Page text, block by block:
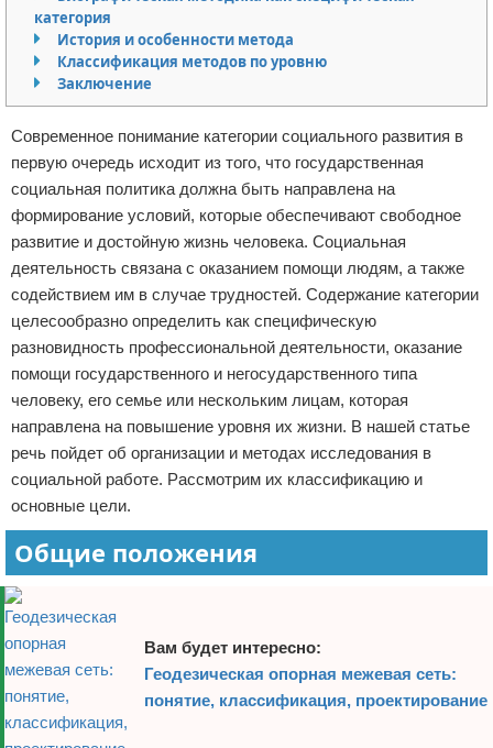
Начало бизнеса
Обзоры услуг
Самосовершенствование
Деловое общение
Менеджмент
Отказ от ответственности
категория
История и особенности метода
Классификация методов по уровню
Заключение
Современное понимание категории социального развития в
первую очередь исходит из того, что государственная
социальная политика должна быть направлена на
формирование условий, которые обеспечивают свободное
развитие и достойную жизнь человека. Социальная
деятельность связана с оказанием помощи людям, а также
содействием им в случае трудностей. Содержание категории
целесообразно определить как специфическую
разновидность профессиональной деятельности, оказание
помощи государственного и негосударственного типа
человеку, его семье или нескольким лицам, которая
направлена на повышение уровня их жизни. В нашей статье
речь пойдет об организации и методах исследования в
социальной работе. Рассмотрим их классификацию и
основные цели.
Общие положения
Вам будет интересно:
Геодезическая опорная межевая сеть:
понятие, классификация, проектирование